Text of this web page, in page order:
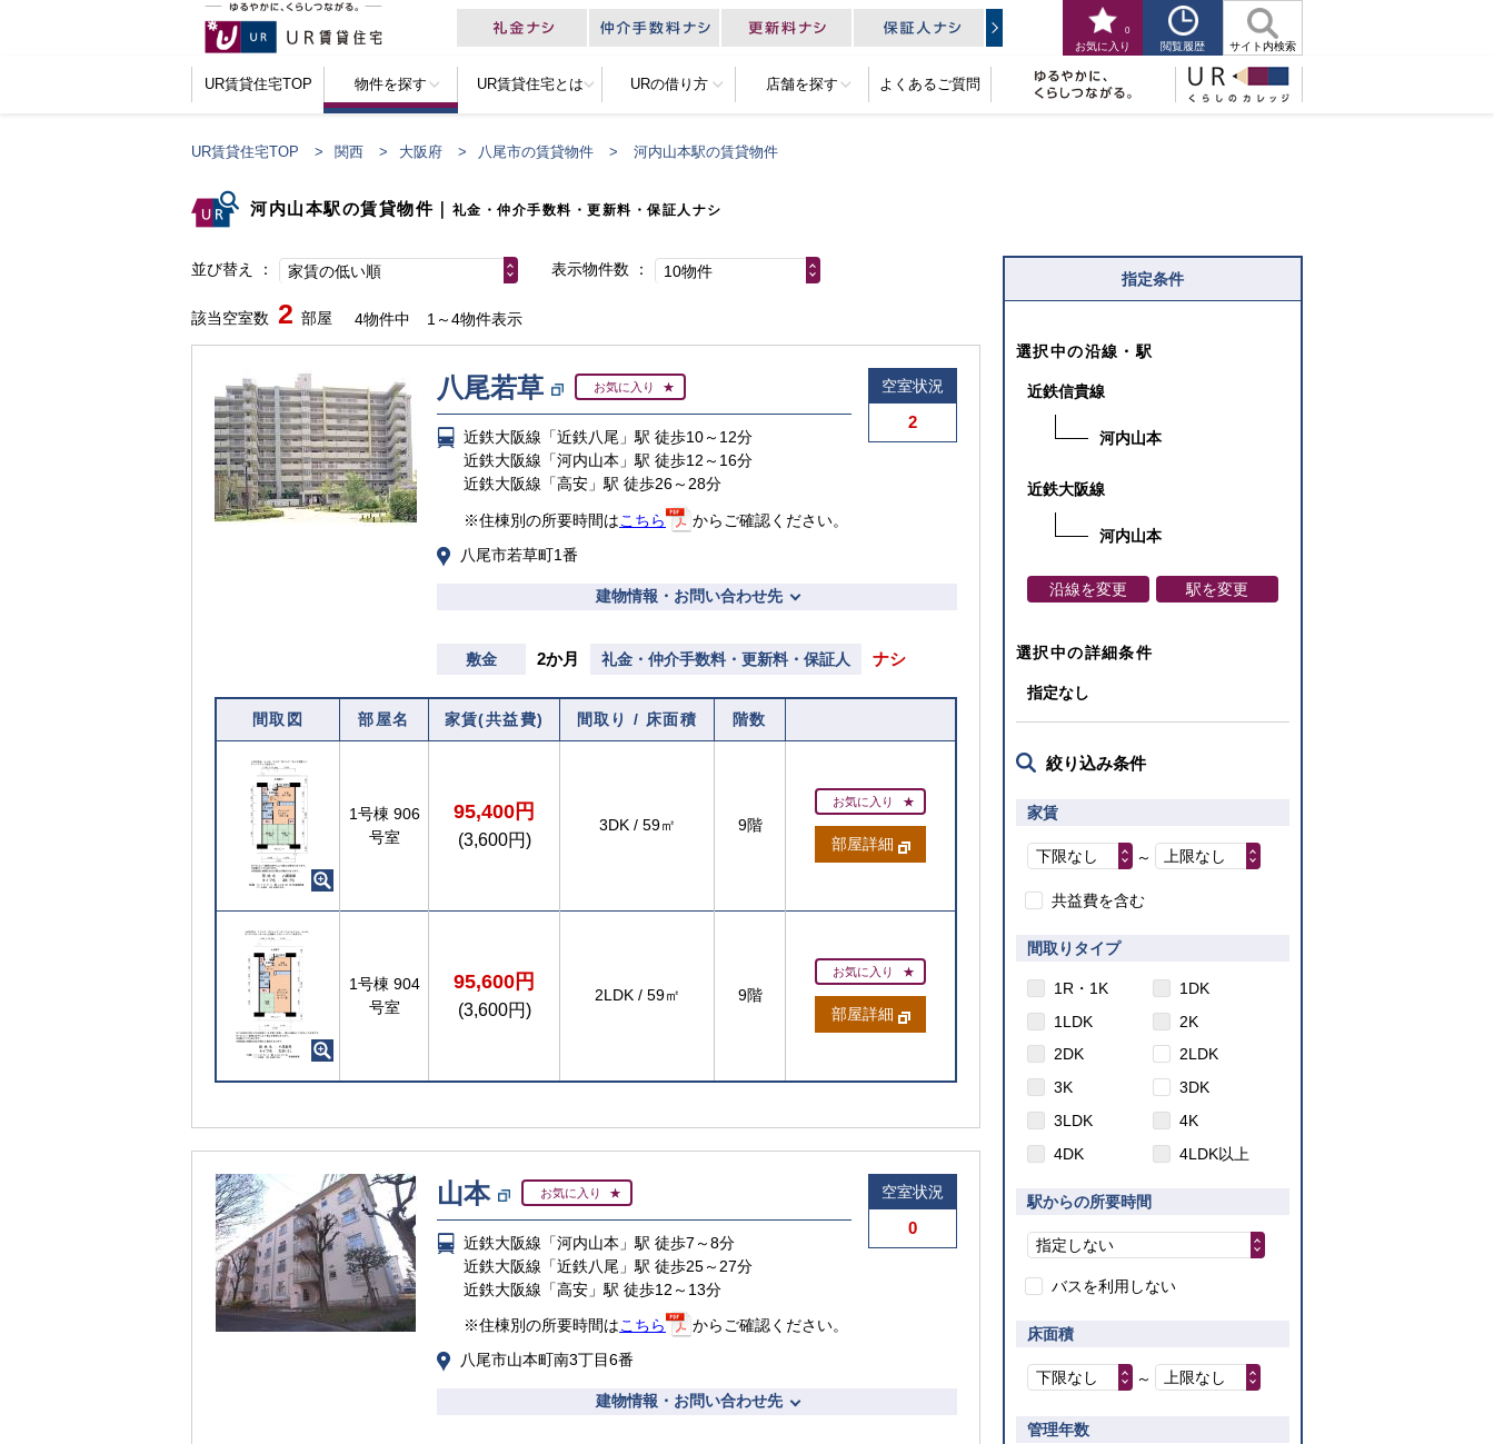
お気に入り
0
閲覧履歴 サイト内検索
UR賃貸住宅TOP 物件を探す UR賃貸住宅とは URの借り方 店舗を探す よくあるご質問
UR賃貸住宅TOP 関西 大阪府 八尾市の賃貸物件 河内山本駅の賃貸物件
河内山本駅の賃貸物件 ｜ 礼金・仲介手数料・更新料・保証人ナシ
並び替え 家賃の低い順 表示物件数 10物件
該当空室数 2 部屋 4物件中 1～4物件表示
八尾若草 お気に入り
近鉄大阪線「近鉄八尾」駅 徒歩10～12分
近鉄大阪線「河内山本」駅 徒歩12～16分
近鉄大阪線「高安」駅 徒歩26～28分
※住棟別の所要時間はこちら
からご確認ください。
八尾市若草町1番
空室状況
2
建物情報・お問い合わせ先
敷金 2か月 礼金・仲介手数料・更新料・保証人 ナシ
間取図 部屋名 家賃(共益費) 間取り / 床面積 階数
1号棟 906
号室
95,400円
(3,600円)
3DK / 59㎡ 9階
お気に入り
部屋詳細
1号棟 904
号室
95,600円
(3,600円)
2LDK / 59㎡ 9階
お気に入り
部屋詳細
山本 お気に入り
近鉄大阪線「河内山本」駅 徒歩7～8分
近鉄大阪線「近鉄八尾」駅 徒歩25～27分
近鉄大阪線「高安」駅 徒歩12～13分
※住棟別の所要時間はこちら
からご確認ください。
八尾市山本町南3丁目6番
空室状況
0
建物情報・お問い合わせ先
指定条件
選択中の沿線・駅
近鉄信貴線
河内山本
近鉄大阪線
河内山本
沿線を変更 駅を変更
選択中の詳細条件
指定なし
絞り込み条件
家賃
下限なし ～ 上限なし
共益費を含む
間取りタイプ
1R・1K
1DK
1LDK
2K
2DK
2LDK
3K
3DK
3LDK
4K
4DK
4LDK以上
駅からの所要時間
指定しない
バスを利用しない
床面積
下限なし ～ 上限なし
管理年数